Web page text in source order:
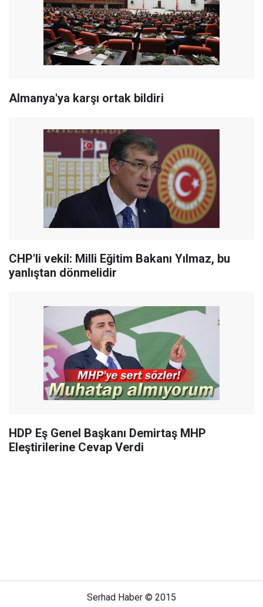
Almanya'ya karşı ortak bildiri
CHP'li vekil: Milli Eğitim Bakanı Yılmaz, bu
yanlıştan dönmelidir
HDP Eş Genel Başkanı Demirtaş MHP
Eleştirilerine Cevap Verdi
Serhad Haber © 2015